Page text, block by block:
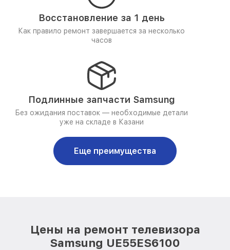
Восстановление за 1 день
Как правило ремонт завершается за несколько
часов
Подлинные запчасти Samsung
Без ожидания поставок — необходимые детали
уже на складе в Казани
Еще преимущества
Цены на ремонт телевизора
Samsung UE55ES6100